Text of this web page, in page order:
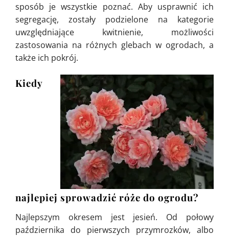
sposób je wszystkie poznać. Aby usprawnić ich
segregację, zostały podzielone na kategorie
uwzględniające kwitnienie, możliwości
zastosowania na różnych glebach w ogrodach, a
także ich pokrój.
Kiedy
najlepiej sprowadzić róże do ogrodu?
Najlepszym okresem jest jesień. Od połowy
października do pierwszych przymrozków, albo